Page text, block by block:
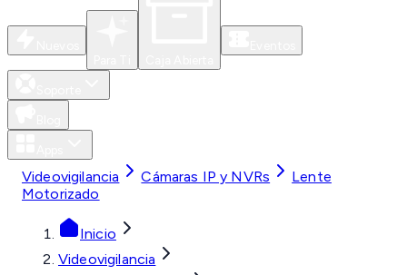
Videovigilancia Cámaras IP y NVRs
Lente
Motorizado
Inicio
Videovigilancia